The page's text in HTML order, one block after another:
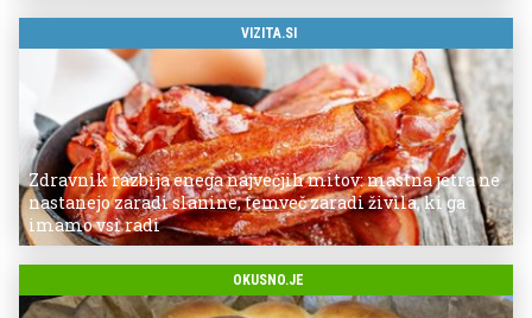
VIZITA.SI
Zdravnik razbija enega največjih mitov: mastna jetra ne
nastanejo zaradi slanine, temveč zaradi živila, ki ga
imamo vsi radi
OKUSNO.JE